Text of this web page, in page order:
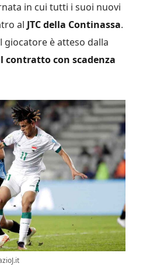
in cui tutti i suoi nuovi
al JTC della Continassa.
giocatore è atteso dalla
contratto con scadenza